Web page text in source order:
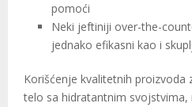
pomoći
Neki jeftiniji over-the-
jednako efikasni kao i
Korišćenje kvalitetnih proizvoda
telo sa hidratantnim